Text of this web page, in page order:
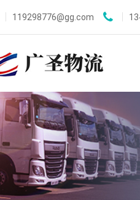
119298776@gg.com